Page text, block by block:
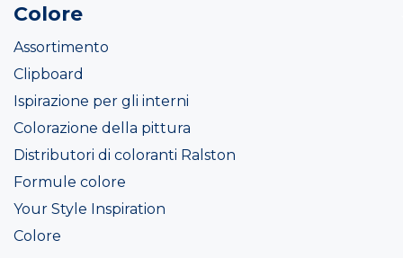
Colore
Assortimento
Clipboard
Ispirazione per gli interni
Colorazione della pittura
Distributori di coloranti Ralston
Formule colore
Your Style Inspiration
Colore